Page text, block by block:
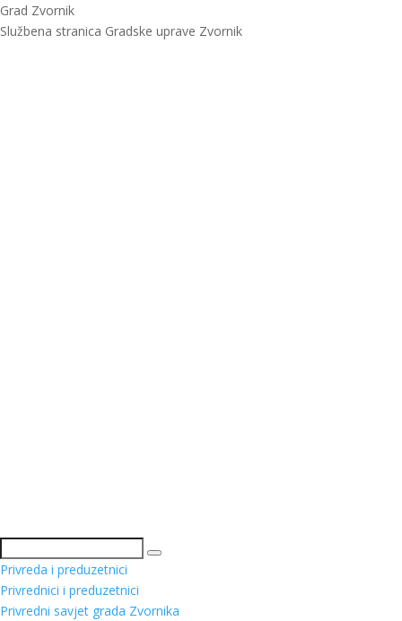
Grad Zvornik
Službena stranica Gradske uprave Zvornik
Pretraga
Privreda i preduzetnici
Privrednici i preduzetnici
Privredni savjet grada Zvornika